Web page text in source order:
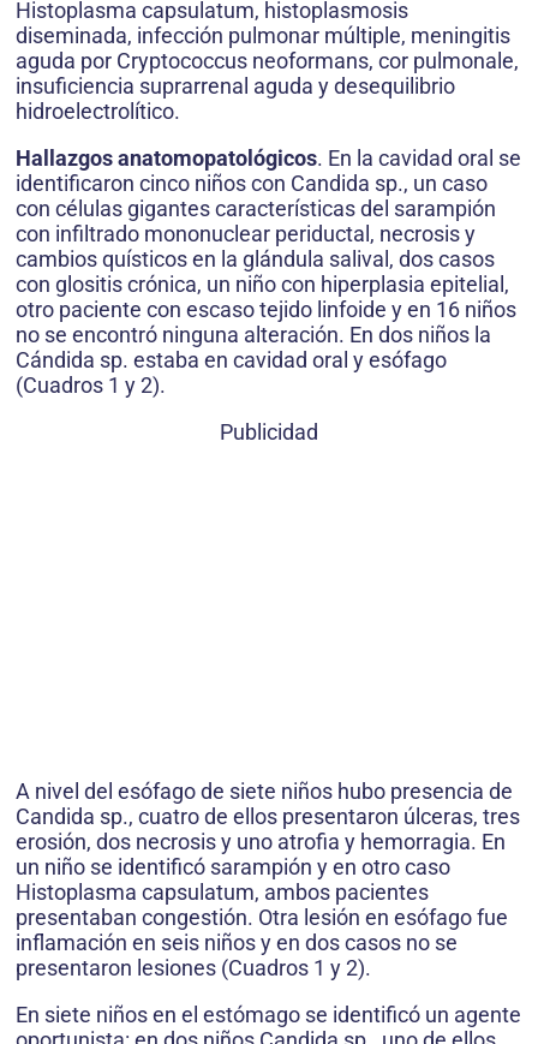
Histoplasma capsulatum, histoplasmosis
diseminada, infección pulmonar múltiple, meningitis
aguda por Cryptococcus neoformans, cor pulmonale,
insuficiencia suprarrenal aguda y desequilibrio
hidroelectrolítico.
Hallazgos anatomopatológicos. En la cavidad oral se
identificaron cinco niños con Candida sp., un caso
con células gigantes características del sarampión
con infiltrado mononuclear periductal, necrosis y
cambios quísticos en la glándula salival, dos casos
con glositis crónica, un niño con hiperplasia epitelial,
otro paciente con escaso tejido linfoide y en 16 niños
no se encontró ninguna alteración. En dos niños la
Cándida sp. estaba en cavidad oral y esófago
(Cuadros 1 y 2).
Publicidad
A nivel del esófago de siete niños hubo presencia de
Candida sp., cuatro de ellos presentaron úlceras, tres
erosión, dos necrosis y uno atrofia y hemorragia. En
un niño se identificó sarampión y en otro caso
Histoplasma capsulatum, ambos pacientes
presentaban congestión. Otra lesión en esófago fue
inflamación en seis niños y en dos casos no se
presentaron lesiones (Cuadros 1 y 2).
En siete niños en el estómago se identificó un agente